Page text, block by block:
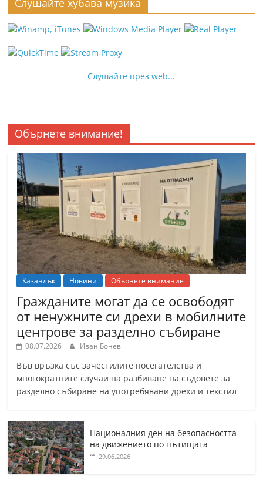
Слушайте хубава музика
Слушайте през web...
Обърнете внимание!
Казанлък Новини Обърнете внимание
Гражданите могат да се освободят
от ненужните си дрехи в мобилните
центрове за разделно събиране
08.07.2026 Иван Бонев
Във връзка със зачестилите посегателства и
многократните случаи на разбиване на съдовете за
разделно събиране на употребявани дрехи и текстил
Националния ден на безопасността
на движението по пътищата
29.06.2026